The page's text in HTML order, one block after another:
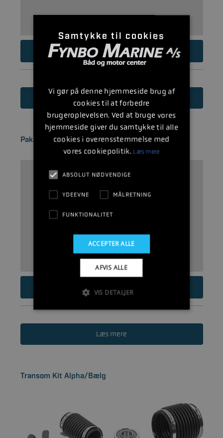
29DKK
Læs mere
Pakningsskive
Læs mere
Transom Kit Alpha/Bælg
Samtykke til cookies
Vi gør på denne hjemmeside brug af
cookies til at forbedre
brugeroplevelsen. Ved at bruge vores
hjemmeside giver du samtykke til alle
cookies i overensstemmelse med
vores cookiepolitik. Læs mere
ABSOLUT NØDVENDIGE
YDEEVNE MÅLRETNING
FUNKTIONALITET
ACCEPTER ALLE
AFVIS ALLE
VIS DETALJER